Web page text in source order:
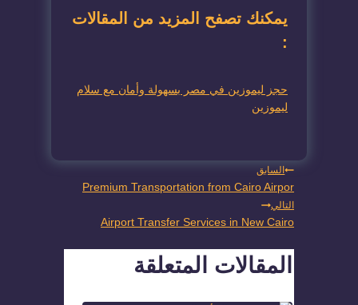
يمكنك تصفح المزيد من المقالات
:
حجز ليموزين في مصر بسهولة وأمان مع سلام
ليموزين
تصفّح
المقالات
السابق
Premium Transportation from Cairo Airpor
التالي
Airport Transfer Services in New Cairo
المقالات المتعلقة